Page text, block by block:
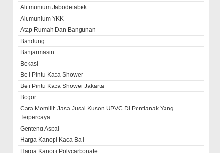
Alumunium Jabodetabek
Alumunium YKK
Atap Rumah Dan Bangunan
Bandung
Banjarmasin
Bekasi
Beli Pintu Kaca Shower
Beli Pintu Kaca Shower Jakarta
Bogor
Cara Memilih Jasa Jusal Kusen UPVC Di Pontianak Yang
Terpercaya
Genteng Aspal
Harga Kanopi Kaca Bali
Harga Kanopi Polycarbonate